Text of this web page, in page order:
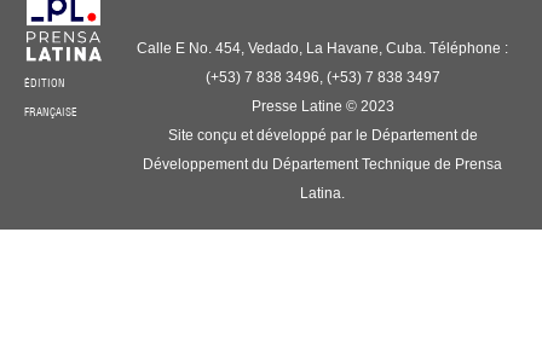
ÉDITION
FRANÇAISE
Calle E No. 454, Vedado, La Havane, Cuba. Téléphone :
(+53) 7 838 3496, (+53) 7 838 3497
Presse Latine © 2023
Site conçu et développé par le Département de
Développement du Département Technique de Prensa
Latina.